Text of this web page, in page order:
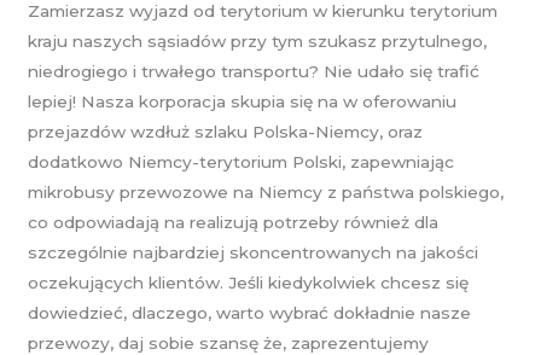
Zamierzasz wyjazd od terytorium w kierunku terytorium
kraju naszych sąsiadów przy tym szukasz przytulnego,
niedrogiego i trwałego transportu? Nie udało się trafić
lepiej! Nasza korporacja skupia się na w oferowaniu
przejazdów wzdłuż szlaku Polska-Niemcy, oraz
dodatkowo Niemcy-terytorium Polski, zapewniając
mikrobusy przewozowe na Niemcy z państwa polskiego,
co odpowiadają na realizują potrzeby również dla
szczególnie najbardziej skoncentrowanych na jakości
oczekujących klientów. Jeśli kiedykolwiek chcesz się
dowiedzieć, dlaczego, warto wybrać dokładnie nasze
przewozy, daj sobie szansę że, zaprezentujemy